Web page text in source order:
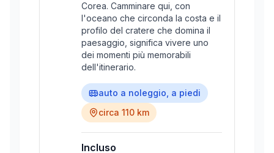
Corea. Camminare qui, con
l'oceano che circonda la costa e il
profilo del cratere che domina il
paesaggio, significa vivere uno
dei momenti più memorabili
dell'itinerario.
auto a noleggio, a piedi
circa 110 km
Incluso